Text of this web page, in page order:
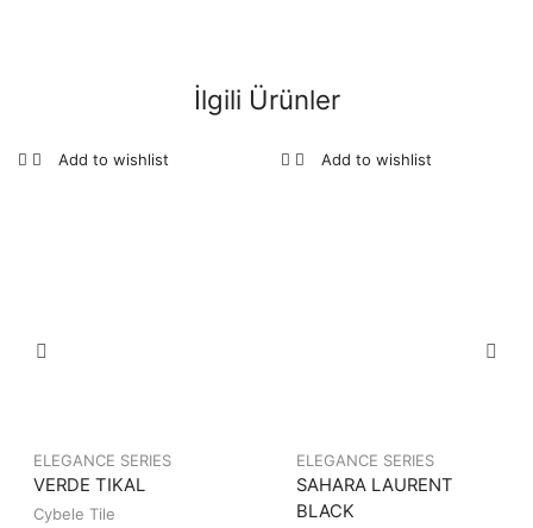
İlgili Ürünler
Add to wishlist
ELEGANCE SERIES
VERDE TIKAL
Cybele Tile
Add to wishlist
ELEGANCE SERIES
SAHARA LAURENT
BLACK